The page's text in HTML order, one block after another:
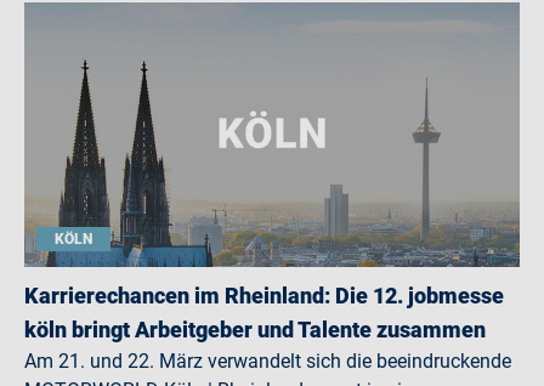
KÖLN
Karrierechancen im Rheinland: Die 12. jobmesse
köln bringt Arbeitgeber und Talente zusammen
Am 21. und 22. März verwandelt sich die beeindruckende